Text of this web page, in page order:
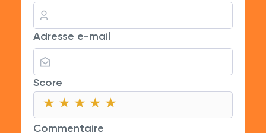
Adresse e-mail
Score
★
★ ★
★ ★ ★
★ ★ ★ ★
★ ★ ★ ★ ★
Commentaire